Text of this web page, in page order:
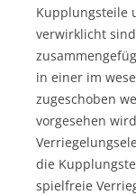
Kupplungsteile
verwirklicht
in einer im
zugeschoben
vorgesehen
die
spielfreie